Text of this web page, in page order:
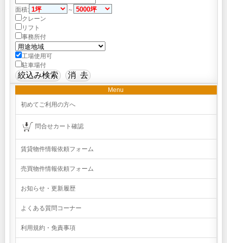
面積:
～
クレーン
リフト
事務所付
工場使用可
駐車場付
Menu
初めてご利用の方へ
問合せカート確認
賃貸物件情報依頼フォーム
売買物件情報依頼フォーム
お知らせ・更新履歴
よくある質問コーナー
利用規約・免責事項